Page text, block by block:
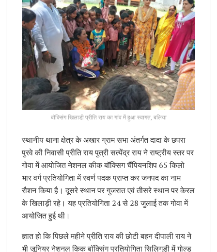
बॉक्सिंग खिलाडी़ प्रीति राय का गांव में हुआ स्वागत, बलिया
स्थानीय थाना क्षेत्र के अखार ग्राम सभा अंतर्गत दादा के छपरा
पुरवे की निवासी प्रीति राय पुत्री सत्येंद्र राय ने राष्ट्रीय स्तर पर
गोवा में आयोजित नेशनल कीक बॉक्सिग चैंपियनशिप 65 किलो
भार वर्ग प्रतियोगिता में स्वर्ण पदक प्राप्त कर जनपद का नाम
रौशन किया है। दूसरे स्थान पर गुजरात एवं तीसरे स्थान पर केरल
के खिलाड़ी रहे। यह प्रतियोगिता 24 से 28 जुलाई तक गोवा में
आयोजित हुई थी।
ज्ञात हो कि पिछले महीने प्रीति राय की छोटी बहन दीपाली राय ने
भी जूनियर नेशनल किक बॉक्सिंग प्रतियोगिता सिलिगुड़ी में गोल्ड